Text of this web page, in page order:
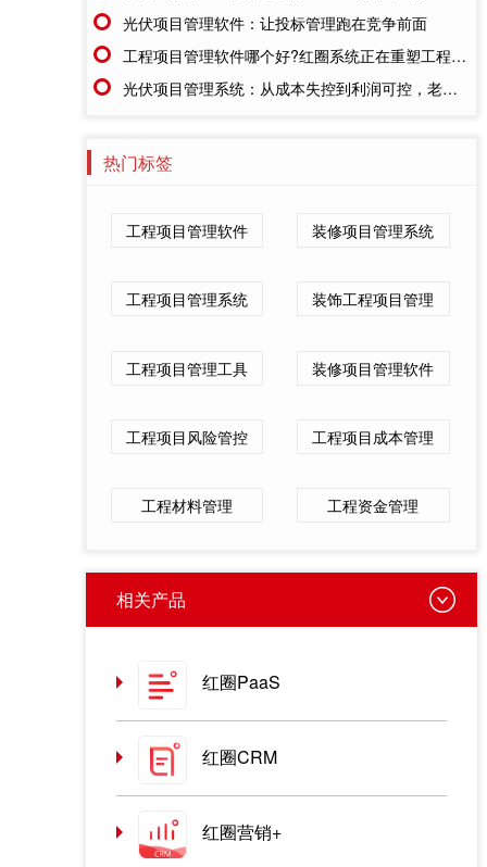
光伏项目管理软件：让投标管理跑在竞争前面
工程项目管理软件哪个好?红圈系统正在重塑工程企业的"数字大脑"
光伏项目管理系统：从成本失控到利润可控，老板只需做对一步
热门标签
工程项目管理软件 装修项目管理系统
工程项目管理系统 装饰工程项目管理
工程项目管理工具 装修项目管理软件
工程项目风险管控 工程项目成本管理
工程材料管理 工程资金管理
相关产品
红圈PaaS
红圈CRM
红圈营销+